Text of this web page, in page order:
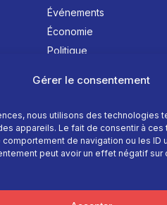
Gérer le consentement
nous utilisons des technologies
appareils. Le fait de consentir à
de navigation ou les ID
peut avoir un effet négatif
Événements
Économie
Politique